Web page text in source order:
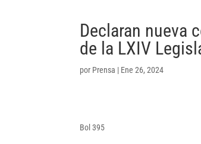
Declaran nueva
de la LXIV
por Prensa | Ene 26, 2024
Bol 395